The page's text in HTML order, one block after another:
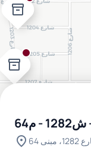
inventory_2
inventory_2
م64
location_on